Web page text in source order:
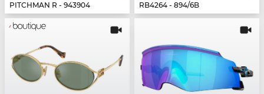
PITCHMAN R - 943904
RB4264 - 894/6B